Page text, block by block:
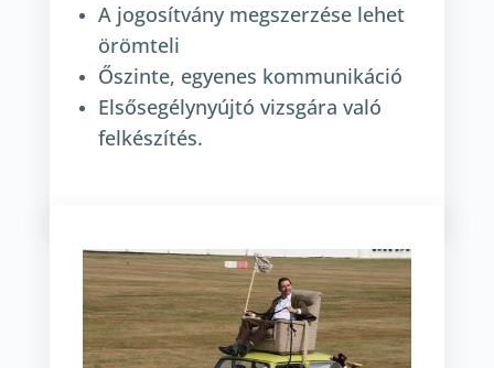
A jogosítvány megszerzése lehet
örömteli
Őszinte, egyenes kommunikáció
Elsősegélynyújtó vizsgára való
felkészítés.